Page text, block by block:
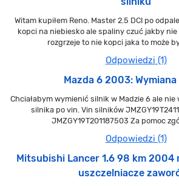
Witam kupiłem Reno. Master 2.5 DCI po
kopci na niebiesko ale spaliny czuć jakby
rozgrzeje to nie kopci jaka to może
Odpowiedzi (1)
Mazda 6 2003:
Chciałabym wymienić silnik w Madzie 6 ale
silnika po vin. Vin silników
JMZGY19T201187503 Za pomoc
Odpowiedzi (1)
Mitsubishi Lancer 1.6 98 km 2004
uszczelniacze